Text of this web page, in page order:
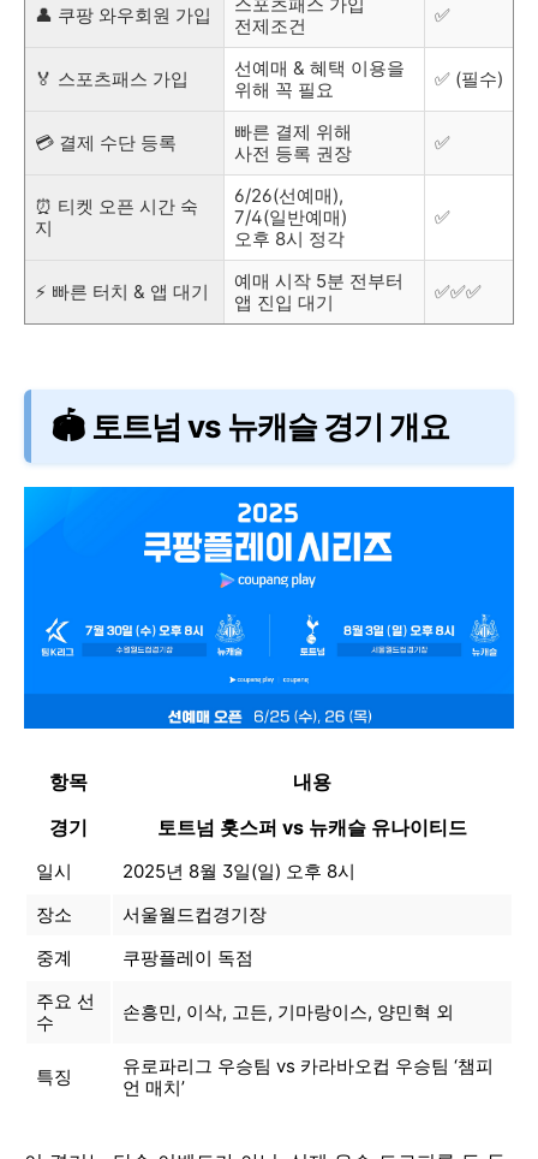
👤 쿠팡 와우회원 가입
전제조건
✅
🏅 스포츠패스 가입
선예매 & 혜택 이용을
위해 꼭 필요
✅ (필수)
💳 결제 수단 등록
빠른 결제 위해
사전 등록 권장
✅
⏰ 티켓 오픈 시간 숙
지
6/26(선예매),
7/4(일반예매)
오후 8시 정각
✅
⚡ 빠른 터치 & 앱 대기
예매 시작 5분 전부터
앱 진입 대기
✅✅✅
🏟️ 토트넘 vs 뉴캐슬 경기 개요
항목
내용
경기
토트넘 홋스퍼 vs 뉴캐슬 유나이티드
일시
2025년 8월 3일(일) 오후 8시
장소
서울월드컵경기장
중계
쿠팡플레이 독점
주요 선
수
손흥민, 이삭, 고든, 기마랑이스, 양민혁 외
특징
유로파리그 우승팀 vs 카라바오컵 우승팀 ‘챔피
언 매치’